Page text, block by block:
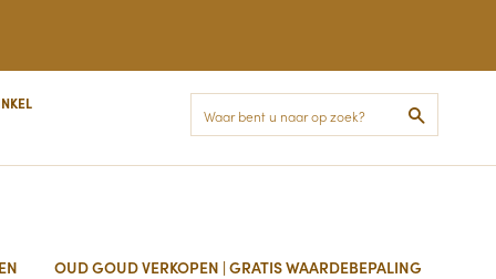
OUD GOUD VERKOPEN | GRATIS WAARDEBEPALING